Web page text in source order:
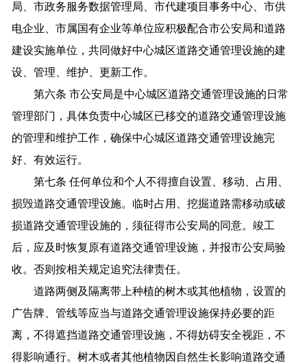
局、市政务服务数据管理局、市代建项目事务中心、市供
电企业、市属国有企业等单位应积极配合市公安局和道路
建设实施单位，共同做好中心城区道路交通管理设施的建
设、管理、维护、更新工作。
第六条 市公安局是中心城区道路交通管理设施的日常
管理部门，具体负责中心城区已移交的道路交通管理设施
的管理和维护工作，确保中心城区道路交通管理设施完
好、有效运行。
第七条 任何单位和个人不得擅自设置、移动、占用、
损毁道路交通管理设施。临时占用、挖掘道路需移动或破
损道路交通管理设施的，须征得市公安局的同意。竣工
后，应及时恢复原有道路交通管理设施，并报市公安局验
收。否则按相关规定追究法律责任。
道路两侧及隔离带上种植的树木或其他植物，设置的
广告牌、管线等应当与道路交通管理设施保持必要的距
离，不得遮挡道路交通管理设施，不得妨碍安全视距，不
得影响通行。树木或者其他植物因自然生长影响道路交通